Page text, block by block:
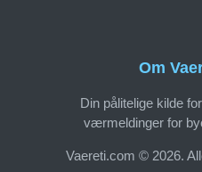
Om
Din pålitelige kilde
værmeldinger for
Vaereti.com © 2026.